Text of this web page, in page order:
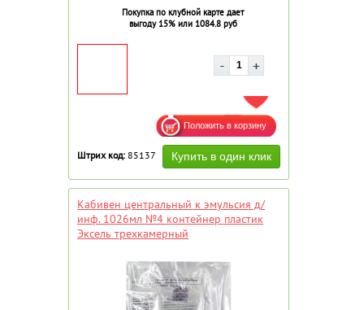
Покупка по клубной карте дает
выгоду 15% или 1084.8 руб
ДОБАВИТЬ В ИЗБРАННОЕ
Штрих код: 85137
Кабивен центральный к эмульсия д/
инф. 1026мл №4 контейнер пластик
Эксель трехкамерный